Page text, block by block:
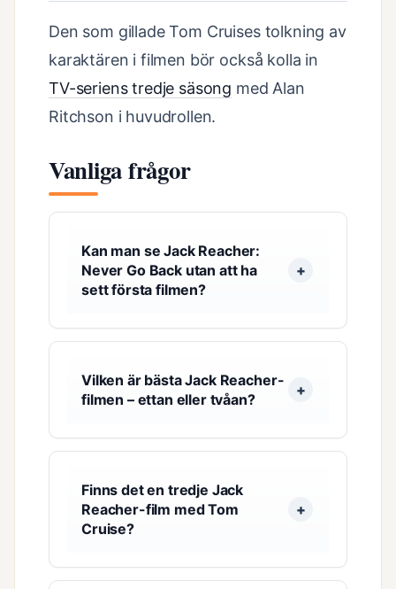
Den som gillade Tom Cruises tolkning av
karaktären i filmen bör också kolla in
TV-seriens tredje säsong med Alan
Ritchson i huvudrollen.
Vanliga frågor
Kan man se Jack Reacher:
Never Go Back utan att ha
sett första filmen?
Vilken är bästa Jack Reacher-
filmen – ettan eller tvåan?
Finns det en tredje Jack
Reacher-film med Tom
Cruise?